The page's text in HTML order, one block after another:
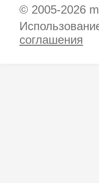
© 2005-2026
соглашения